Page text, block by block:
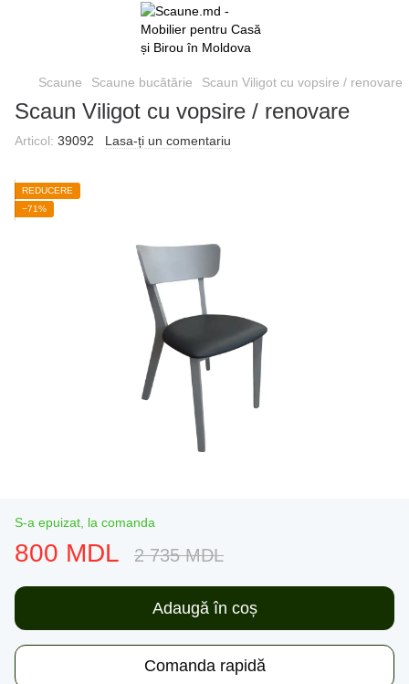
Scaune Scaune bucătărie Scaun Viligot cu vopsire / renovare
Scaun Viligot cu vopsire / renovare
Articol: 39092 Lasa-ți un comentariu
REDUCERE
−71%
S-a epuizat, la comanda
800 MDL 2 735 MDL
Adaugă în coș
Comanda rapidă